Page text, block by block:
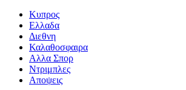
Κυπρος
Ελλαδα
Διεθνη
Καλαθοσφαιρα
Αλλα Σπορ
Ντριμπλες
Αποψεις